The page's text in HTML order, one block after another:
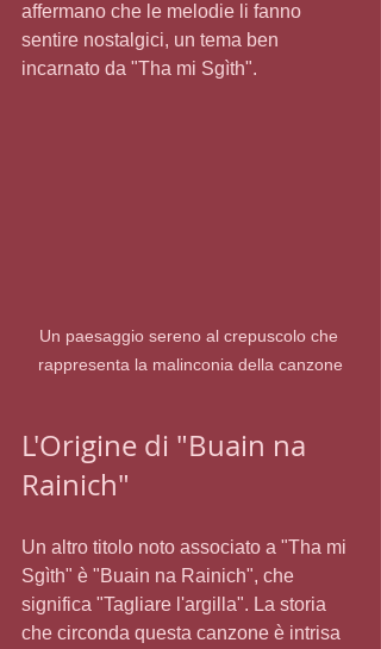
affermano che le melodie li fanno
sentire nostalgici, un tema ben
incarnato da "Tha mi Sgìth".
Un paesaggio sereno al crepuscolo che
rappresenta la malinconia della canzone
L'Origine di "Buain na
Rainich"
Un altro titolo noto associato a "Tha mi
Sgìth" è "Buain na Rainich", che
significa "Tagliare l'argilla". La storia
che circonda questa canzone è intrisa